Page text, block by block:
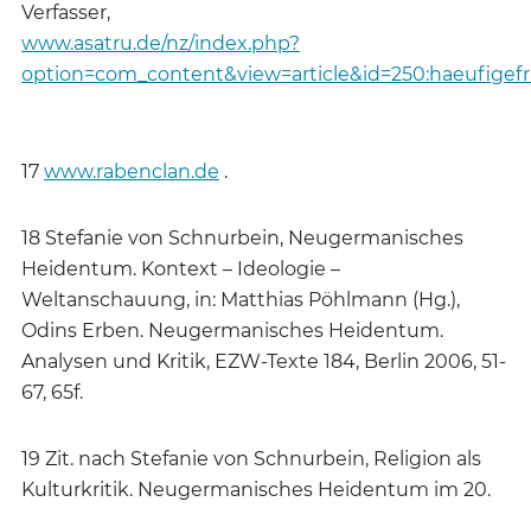
Verfasser,
www.asatru.de/nz/index.php?
17 www.rabenclan.de .
18 Stefanie von Schnurbein, Neugermanisches
Heidentum. Kontext – Ideologie –
Weltanschauung, in: Matthias Pöhlmann (Hg.),
Odins Erben. Neugerma­nisches Heidentum.
Analysen und Kritik, EZW-Texte 184, Berlin 2006, 51-
67, 65f.
19 Zit. nach Stefanie von Schnurbein, Religion als
Kulturkritik. Neugermanisches Heidentum im 20.